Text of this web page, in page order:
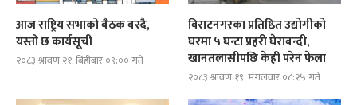
आज राष्ट्रिय सभाको बैठक बस्दै,
यस्तो छ कार्यसूची
२०८३ श्रावण २१, बिहीबार ०९:०० गते
विराटनगरका प्रतिष्ठित उद्योगीको
घरमा ५ घन्टा प्रहरी घेराबन्दी,
खानतलासीपछि केही परेन फेला
२०८३ श्रावण १९, मंगलवार ०८:२५ गते